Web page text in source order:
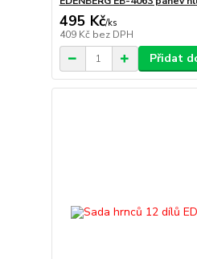
495 Kč/ks
409 Kč bez DPH
Přidat